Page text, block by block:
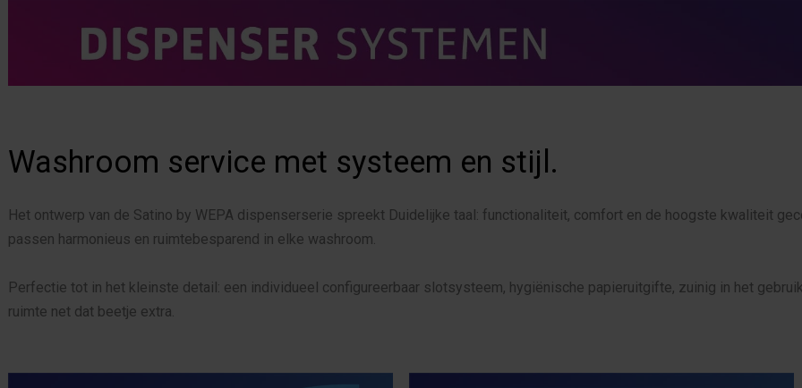
Washroom service met systeem en stijl.
Het ontwerp van de Satino by WEPA dispenserserie spreekt Duidelijke taal: functionaliteit, comfort en de hoogste kwaliteit
passen harmonieus en ruimtebesparend in elke washroom.
Perfectie tot in het kleinste detail: een individueel configureerbaar slotsysteem, hygiënische papieruitgifte, zuinig in het
ruimte net dat beetje extra.